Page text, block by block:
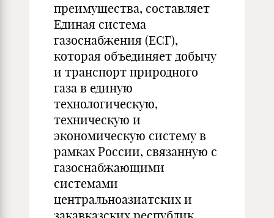
преимущества, составляет
Единая система
газоснабжения (ЕСГ),
которая объединяет добычу
и транспорт природного
газа в единую
технологическую,
техническую и
экономическую систему в
рамках России, связанную с
газоснабжающими
системами
центральноазиатских и